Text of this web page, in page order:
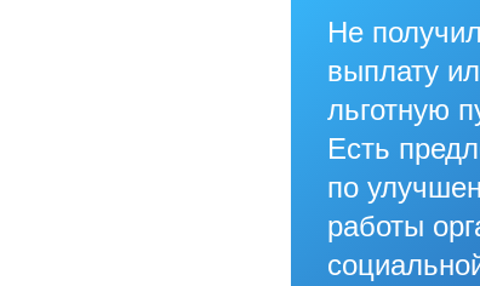
Не
выплату
льготную
Есть
по
работы